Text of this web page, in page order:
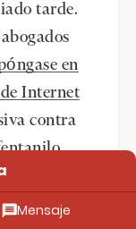
tarde.
en
Internet
contra
Law
Mensaje